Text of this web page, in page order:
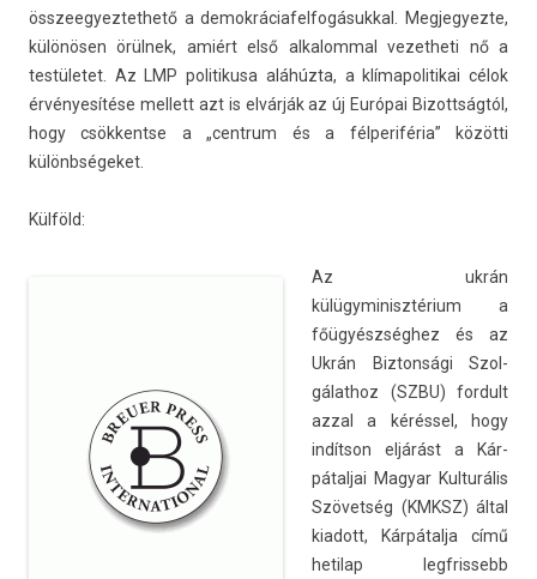
összeegyez­tethető a de­mok­ráciafel­fogásukk­al. Meg­jegyez­te,
különösen örülnek, amiért első al­kalomm­al vezet­heti nő a
testületet. Az LMP politikusa aláhúzta, a klímapolitikai célok
érvényesítése mel­lett azt is elvárják az új Európai Bi­zottság­tól,
hogy csök­kentse a „centrum és a fél­periféria” közötti
különbségeket.
Külföld:
Az ukrán
külügyminisztérium a
főügyészséghez és az
Ukrán Bi­zton­sági Szol­
gálat­hoz (SZBU) for­dult
azzal a kéréssel, hogy
indítson eljárást a Kár­
pátal­jai Magyar Kul­turális
Szövetség (KMKSZ) által
kiadott, Kárpátalja című
hetilap legfris­sebb